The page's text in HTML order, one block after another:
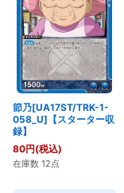
節乃[UA17ST/TRK-1-
058_U]【スターター収
録】
80円(税込)
在庫数 12点